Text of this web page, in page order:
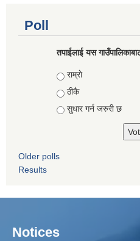
Poll
तपाईलाई यस
Choices
राम्राे
ठीकै
सुधार गर्न जरुरी छ
Older polls
Results
Notices